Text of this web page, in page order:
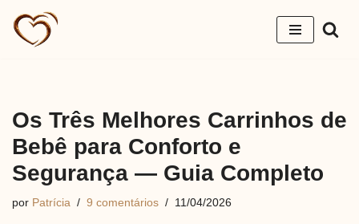
Pular
Os Três Melhores Carrinhos de
Bebê para Conforto e
Segurança — Guia Completo
por Patrícia 9 comentários 11/04/2026